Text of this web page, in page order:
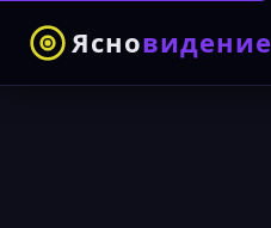
Ясновидение